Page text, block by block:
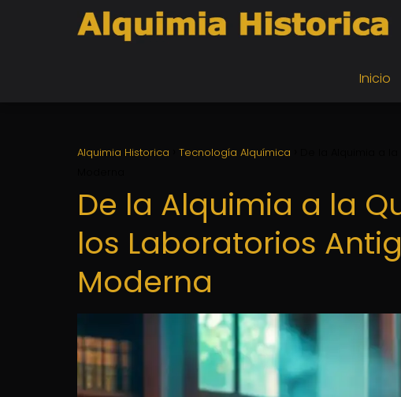
Inicio
Alquimia Historica Tecnología Alquímica
De la Alquimia a la
los Laboratorios
Moderna